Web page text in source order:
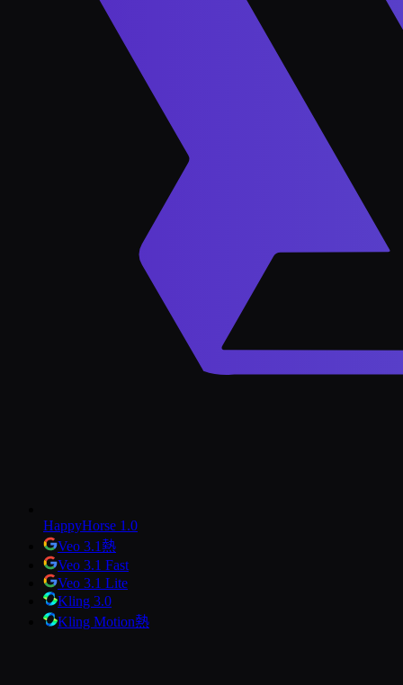
HappyHorse 1.0
Veo 3.1 熱
Veo 3.1 Fast
Veo 3.1 Lite
Kling 3.0
Kling Motion熱